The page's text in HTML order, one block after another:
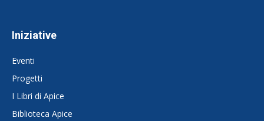
Iniziative
Eventi
Progetti
I Libri di Apice
Biblioteca Apice